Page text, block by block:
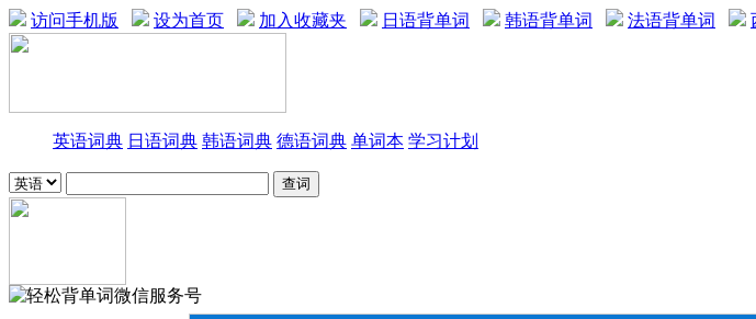
访问手机版 设为首页 加入收藏夹 日语背单词 韩语背单词 法语背单词
英语词典 日语词典 韩语词典 德语词典 单词本 学习计划